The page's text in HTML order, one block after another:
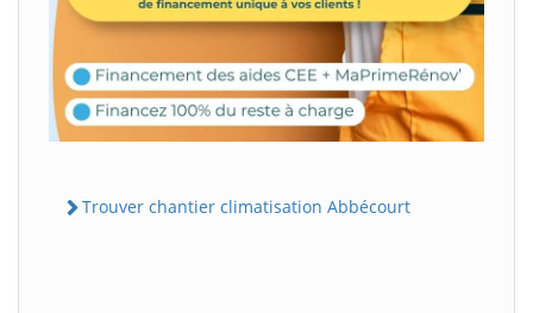
Trouver chantier climatisation Abbécourt